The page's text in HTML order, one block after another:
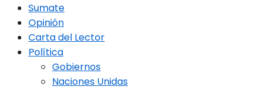
Sumate
Opinión
Carta del Lector
Política
Gobiernos
Naciones Unidas